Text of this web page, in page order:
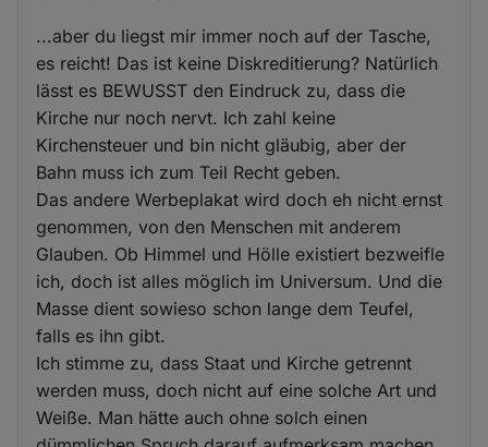
...aber du liegst mir immer noch auf der Tasche,
es reicht! Das ist keine Diskreditierung? Natürlich
lässt es BEWUSST den Eindruck zu, dass die
Kirche nur noch nervt. Ich zahl keine
Kirchensteuer und bin nicht gläubig, aber der
Bahn muss ich zum Teil Recht geben.
Das andere Werbeplakat wird doch eh nicht ernst
genommen, von den Menschen mit anderem
Glauben. Ob Himmel und Hölle existiert bezweifle
ich, doch ist alles möglich im Universum. Und die
Masse dient sowieso schon lange dem Teufel,
falls es ihn gibt.
Ich stimme zu, dass Staat und Kirche getrennt
werden muss, doch nicht auf eine solche Art und
Weiße. Man hätte auch ohne solch einen